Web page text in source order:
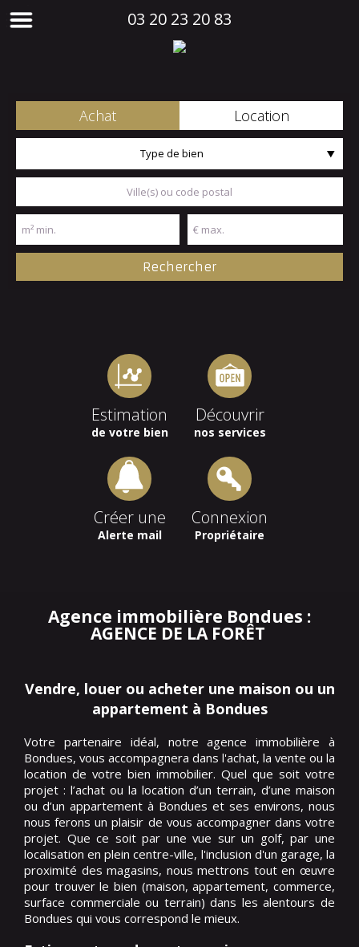
03 20 23 20 83
Achat Location
Type de bien
Estimation
de votre bien
Découvrir
nos services
Créer une
Alerte mail
Connexion
Propriétaire
Agence immobilière Bondues :
AGENCE DE LA FORÊT
Vendre, louer ou acheter une maison ou un
appartement à Bondues
Votre partenaire idéal, notre agence immobilière à
Bondues, vous accompagnera dans l'achat, la vente ou la
location de votre bien immobilier. Quel que soit votre
projet : l’achat ou la location d’un terrain, d’une maison
ou d’un appartement à Bondues et ses environs, nous
nous ferons un plaisir de vous accompagner dans votre
projet. Que ce soit par une vue sur un golf, par une
localisation en plein centre-ville, l'inclusion d'un garage, la
proximité des magasins, nous mettrons tout en œuvre
pour trouver le bien (maison, appartement, commerce,
surface commerciale ou terrain) dans les alentours de
Bondues qui vous correspond le mieux.